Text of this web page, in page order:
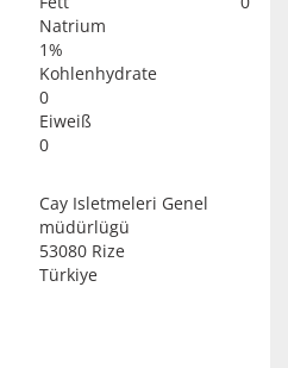
Natrium
1%
Kohlenhydrate
0
Eiweiß
0
Cay Isletmeleri Genel
müdürlügü
53080 Rize
Türkiye